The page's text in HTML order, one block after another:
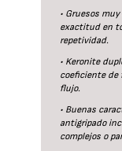
• Gruesos
exactitud en
repetividad.
• Keronite
coeficiente de
flujo.
• Buenas
antigripado
complejos o